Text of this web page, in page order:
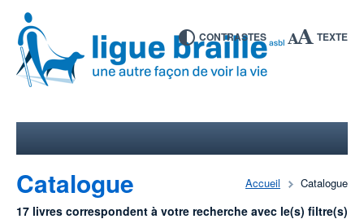
CONTRASTES TEXTE
Accueil Catalogue
Catalogue
17 livres correspondent à votre recherche avec le(s) filtre(s)